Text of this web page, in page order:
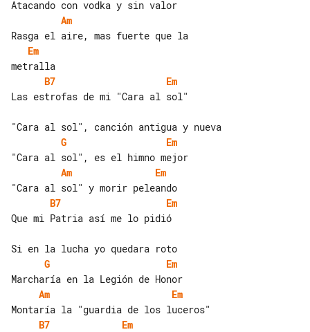
Am
Em
B7
Em
Las estrofas de mi "Cara al sol"
G
Em
Am
Em
B7
Em
Que mi Patria así me lo pidió
G
Em
Am
Em
B7
Em